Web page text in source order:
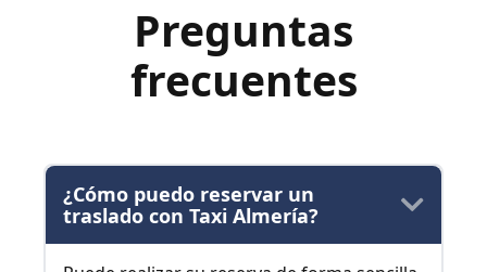
Preguntas
frecuentes
¿Cómo puedo reservar un
traslado con Taxi Almería?